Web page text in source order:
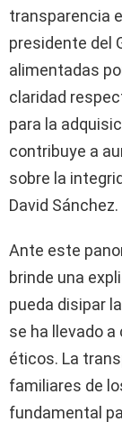
transparencia
presidente del
alimentadas
claridad
para la
contribuye a
sobre la
David Sánchez.
Ante este
brinde una
pueda disipar
se ha llevado
éticos. La
familiares de
fundamental